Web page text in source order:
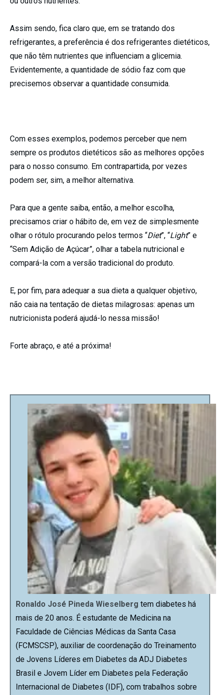
Assim sendo, fica claro que, em se tratando dos
refrigerantes, a preferência é dos refrigerantes dietéticos,
que não têm nutrientes que influenciam a glicemia.
Evidentemente, a quantidade de sódio faz com que
precisemos observar a quantidade consumida.
Com esses exemplos, podemos perceber que nem
sempre os produtos dietéticos são as melhores opções
para o nosso consumo. Em contrapartida, por vezes
podem ser, sim, a melhor alternativa.
Para que a gente saiba, então, a melhor escolha,
precisamos criar o hábito de, em vez de simplesmente
olhar o rótulo procurando pelos termos “Diet”, “Light” e
“Sem Adição de Açúcar”, olhar a tabela nutricional e
compará-la com a versão tradicional do produto.
E, por fim, para adequar a sua dieta a qualquer objetivo,
não caia na tentação de dietas milagrosas: apenas um
nutricionista poderá ajudá-lo nessa missão!
Forte abraço, e até a próxima!
Ronaldo José Pineda Wieselberg tem diabetes há
mais de 20 anos. É estudante de Medicina na
Faculdade de Ciências Médicas da Santa Casa
(FCMSCSP), auxiliar de coordenação do Treinamento
de Jovens Líderes em Diabetes da ADJ Diabetes
Brasil e Jovem Líder em Diabetes pela Federação
Internacional de Diabetes (IDF), com trabalhos sobre